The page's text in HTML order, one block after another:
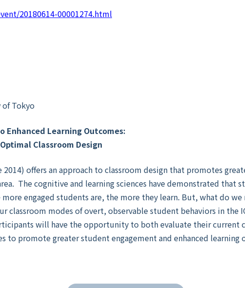
20180614-00001274.html
of Tokyo
Enhanced Learning Outcomes:
Classroom Design
2014) offers an approach to classroom design that promotes
The cognitive and learning sciences have demonstrated that
engaged students are, the more they learn. But, what do we
classroom modes of overt, observable student behaviors in the
will have the opportunity to both evaluate their current
to promote greater student engagement and enhanced learning